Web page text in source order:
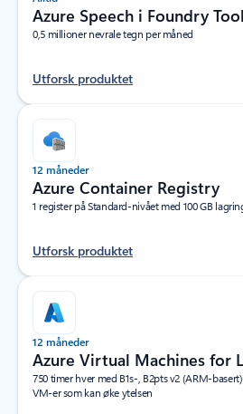
Azure Speech i Foundry
0,5 millioner nevrale tegn per måned
Utforsk produktet
12 måneder
Azure Container Registry
1 register på Standard-nivået med 100 GB
Utforsk produktet
12 måneder
Azure Virtual Machines for
750 timer hver med B1s-, B2pts v2 (ARM-
VM-er som kan øke ytelsen